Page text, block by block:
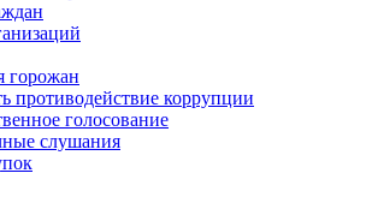
горожан
противодействие коррупции
голосование
слушания